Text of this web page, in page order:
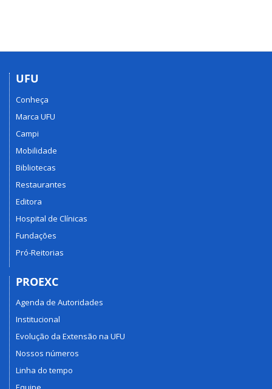
UFU
Conheça
Marca UFU
Campi
Mobilidade
Bibliotecas
Restaurantes
Editora
Hospital de Clínicas
Fundações
Pró-Reitorias
PROEXC
Agenda de Autoridades
Institucional
Evolução da Extensão na UFU
Nossos números
Linha do tempo